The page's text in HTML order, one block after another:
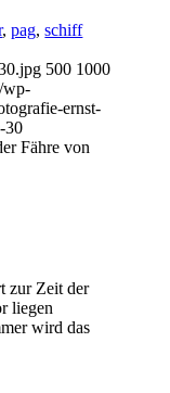
,pag,schiff
500 1000
wp-
ernst-
30
Fähre von
zur Zeit der
liegen
wird das